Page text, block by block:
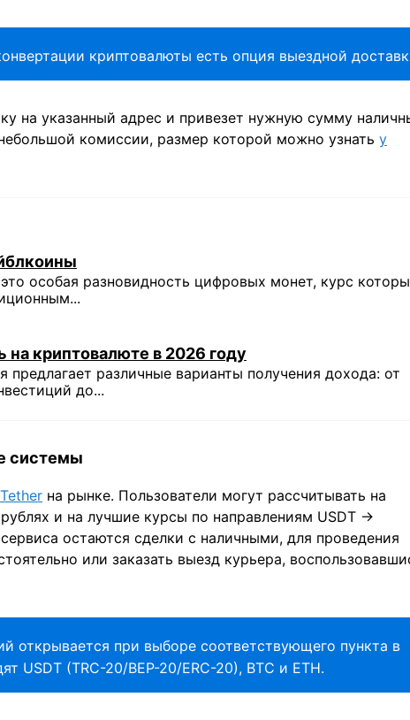
криптовалюты есть опция выездной
на указанный адрес и привезет нужную сумму
комиссии, размер которой можно узнать у
особая разновидность цифровых монет, курс
на криптовалюте в 2026 году
предлагает различные варианты получения дохода: от
до...
системы
Tether на рынке. Пользователи могут рассчитывать на
и на лучшие курсы по направлениям USDT →
остаются сделки с наличными, для проведения
или заказать выезд курьера,
открывается при выборе соответствующего пункта в
USDT (TRC-20/BEP-20/ERC-20), BTC и ETH.